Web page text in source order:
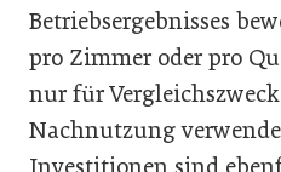
Betriebsergebnisses
pro Zimmer oder pro
nur für
Nachnutzung